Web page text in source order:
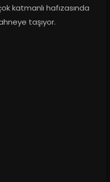
katmanlı hafızasında
taşıyor.